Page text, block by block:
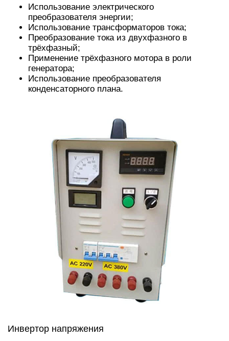
Использование электрического
преобразователя энергии;
Использование трансформаторов тока;
Преобразование тока из двухфазного в
трёхфазный;
Применение трёхфазного мотора в роли
генератора;
Использование преобразователя
конденсаторного плана.
Инвертор напряжения